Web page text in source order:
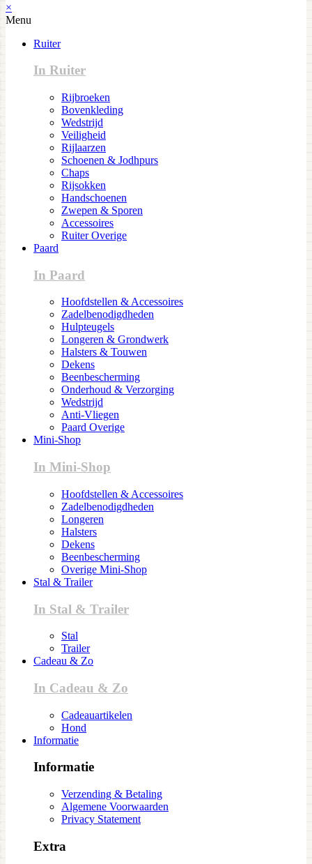
×
Menu
Ruiter
In Ruiter
Rijbroeken
Bovenkleding
Wedstrijd
Veiligheid
Rijlaarzen
Schoenen & Jodhpurs
Chaps
Rijsokken
Handschoenen
Zwepen & Sporen
Accessoires
Ruiter Overige
Paard
In Paard
Hoofdstellen & Accessoires
Zadelbenodigdheden
Hulpteugels
Longeren & Grondwerk
Halsters & Touwen
Dekens
Beenbescherming
Onderhoud & Verzorging
Wedstrijd
Anti-Vliegen
Paard Overige
Mini-Shop
In Mini-Shop
Hoofdstellen & Accessoires
Zadelbenodigdheden
Longeren
Halsters
Dekens
Beenbescherming
Overige Mini-Shop
Stal & Trailer
In Stal & Trailer
Stal
Trailer
Cadeau & Zo
In Cadeau & Zo
Cadeauartikelen
Hond
Informatie
Informatie
Verzending & Betaling
Algemene Voorwaarden
Privacy Statement
Extra